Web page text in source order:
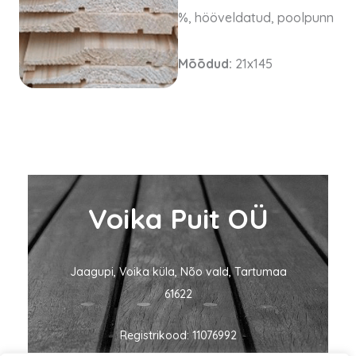
%, hööveldatud, poolpunn
Mõõdud: 21x145
Voika Puit OÜ
Jaagupi, Voika küla, Nõo vald, Tartumaa
61622
Registrikood: 11076992